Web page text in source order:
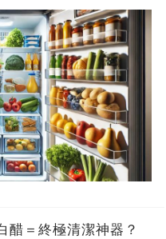
醋＝終極清潔神器？